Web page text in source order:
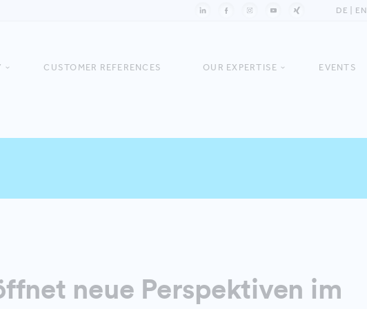
DE EN
CUSTOMER REFERENCES OUR EXPERTISE EVENTS
neue Perspektiven im